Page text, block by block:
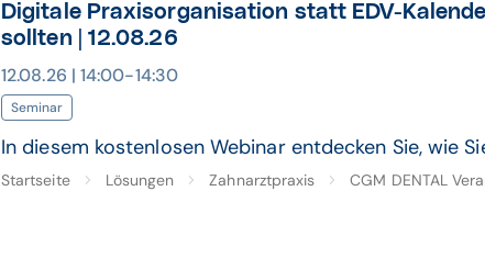
Digitale Praxisorganisation statt EDV-
sollten | 12.08.26
12.08.26 | 14:00-14:30
Seminar
In diesem kostenlosen Webinar entdecken Sie, wie
Startseite Lösungen Zahnarztpraxis CGM DENTAL